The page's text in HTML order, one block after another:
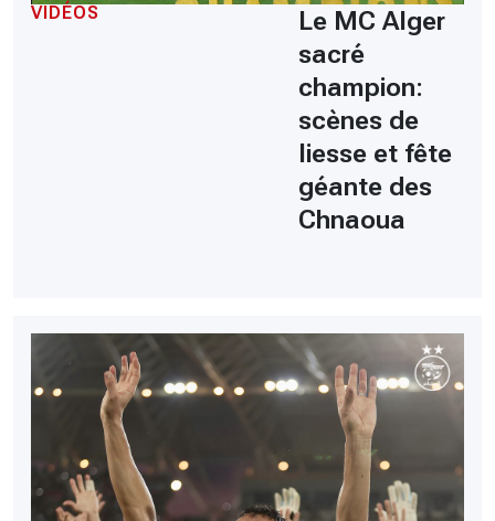
VIDÉOS
Le MC Alger
sacré
champion:
scènes de
liesse et fête
géante des
Chnaoua